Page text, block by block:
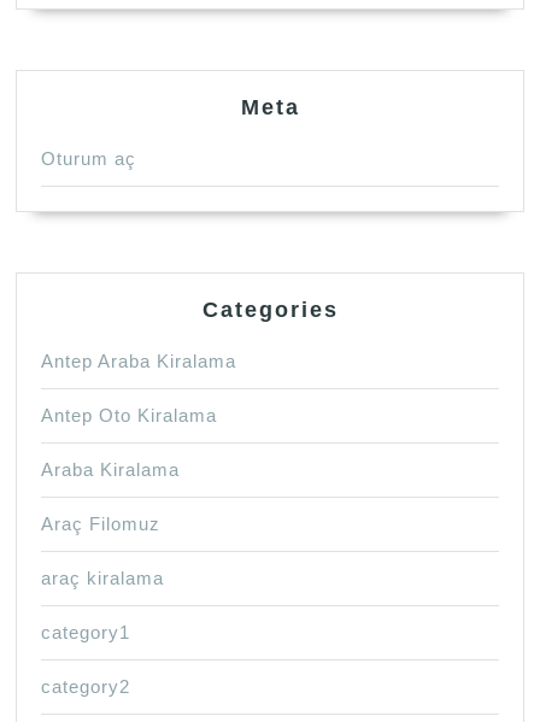
Meta
Oturum aç
Categories
Antep Araba Kiralama
Antep Oto Kiralama
Araba Kiralama
Araç Filomuz
araç kiralama
category1
category2